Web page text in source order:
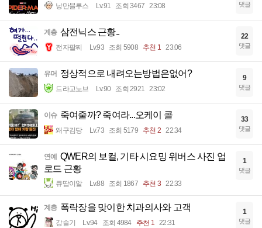
낭만블루스 Lv.91 조회 3467 23:08 댓글
계층 삼전닉스 근황..
전자팔찌 Lv.93 조회 5908 추천 1 23:06
22
댓글
유머 정상적으로 내려오는방법은없어?
드라고노브 Lv.90 조회 2921 23:02
9
댓글
이슈 죽여줄까? 죽여라...오케이 콜
왜구김당 Lv.73 조회 5179 추천 2 22:34
33
댓글
연예
QWER의 보컬, 기타 시요밍 위버스 사진 업
로드 근황
큐땁이알 Lv.88 조회 1867 추천 3 22:33
1
댓글
계층 폭락장을 맞이한 치과의사와 고객
강슬기 Lv.94 조회 4984 추천 1 22:31
1
댓글